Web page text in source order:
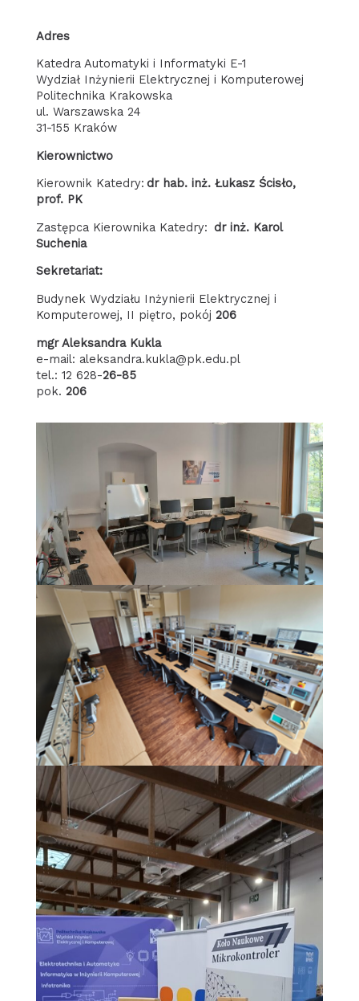
Adres
Katedra Automatyki i Informatyki E-1
Wydział Inżynierii Elektrycznej i Komputerowej
Politechnika Krakowska
ul. Warszawska 24
31-155 Kraków
Kierownictwo
Kierownik Katedry: dr hab. inż. Łukasz Ścisło,
prof. PK
Zastępca Kierownika Katedry: dr inż. Karol
Suchenia
Sekretariat:
Budynek Wydziału Inżynierii Elektrycznej i
Komputerowej, II piętro, pokój 206
mgr Aleksandra Kukla
e-mail: aleksandra.kukla@pk.edu.pl
tel.: 12 628-26-85
pok. 206